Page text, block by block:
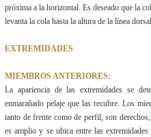
próxima a la horizontal. Es deseado que la
levanta la cola hasta la altura de la línea
EXTREMIDADES
MIEMBROS ANTERIORES:
La apariencia de las extremidades se
enmarañado pelaje que las recubre. Los
tanto de frente como de perfil, son
es amplio y se ubica entre las